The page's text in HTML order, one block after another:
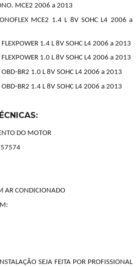
MCE2 2006 a 2013
MCE2 1.4 L 8V SOHC L4 2006 a
1.4 L 8V SOHC L4 2006 a 2013
1.0 L 8V SOHC L4 2006 a 2013
OBD-BR2 1.0 L 8V SOHC L4 2006 a 2013
OBD-BR2 1.4 L 8V SOHC L4 2006 a 2013
DO MOTOR
AR CONDICIONADO
SEJA FEITA POR PROFISSIONAL